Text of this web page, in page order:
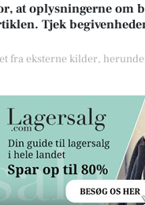
at oplysningerne om
Tjek
fra eksterne kilder,